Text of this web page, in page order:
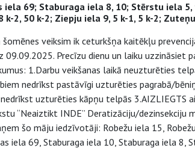
iela 69; Staburaga iela 8, 10; Stērstu iela 5,
k-2, 50 k-2; Ziepju iela 9, 5 k-1, 5 k-2;
veiksim ik ceturkšņa kaitēkļu
Precīzu dienu un laiku uzzināsiet
1.Darbu veikšanas laikā neuzturēties
nedrīkst pastāvīgi uzturēties pagrabā/
uzturēties kāpņu telpās 3.AIZLIEGTS
“Neaiztikt INDE” Deratizāciju/dezinsekciju
šo māju iedzīvotāji: Robežu iela 15,
iela 69, Staburaga iela 10, Staburaga iela 8,